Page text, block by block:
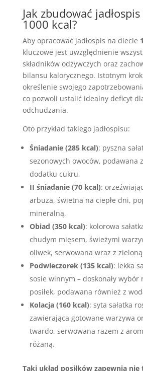
Jak zbudować
1000 kcal?
Aby opracować jadłospis na diecie
kluczowe jest uwzględnienie
składników odżywczych oraz
bilansu kalorycznego. Istotnym
określenie swojego
co pozwoli ustalić idealny deficyt
odchudzania.
Oto przykład takiego jadłospisu:
Śniadanie (285 kcal): pyszna
sezonowych owoców, podawana
dodatku cukru,
II śniadanie (70 kcal):
arbuza, świetna na ciepłe dni,
mineralną,
Obiad (350 kcal): kolorowa
chudym mięsem, świeżymi
oliwek, serwowana wraz z
Podwieczorek (135 kcal): lekka
sosie winnym – doskonały wybór
posiłek, podawana również z
Kolacja (160 kcal): syta sałatka
zawierająca gotowane warzywa
twardo, serwowana razem z
różaną.
Taki układ posiłków zapewnia nie